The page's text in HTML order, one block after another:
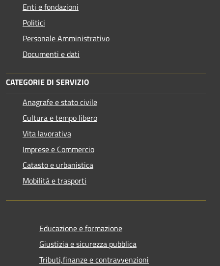
Enti e fondazioni
Politici
Personale Amministrativo
Documenti e dati
CATEGORIE DI SERVIZIO
Anagrafe e stato civile
Cultura e tempo libero
Vita lavorativa
Imprese e Commercio
Catasto e urbanistica
Mobilità e trasporti
Educazione e formazione
Giustizia e sicurezza pubblica
Tributi,finanze e contravvenzioni